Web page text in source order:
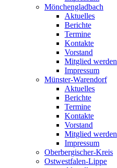
Mönchengladbach
Aktuelles
Berichte
Termine
Kontakte
Vorstand
Mitglied werden
Impressum
Münster-Warendorf
Aktuelles
Berichte
Termine
Kontakte
Vorstand
Mitglied werden
Impressum
Oberbergischer-Kreis
Ostwestfalen-Lippe